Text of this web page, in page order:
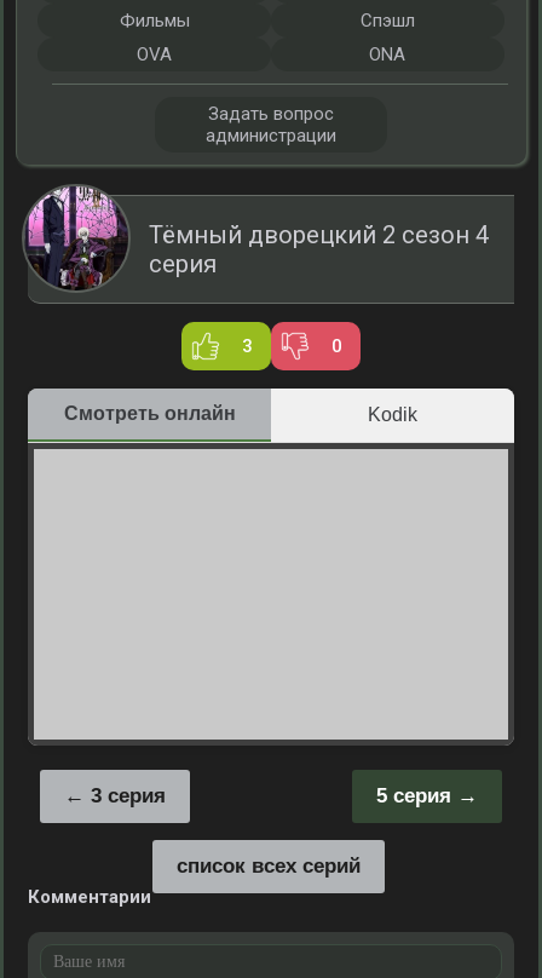
Тёмный дворецкий 2 сезон 4
серия
3 0
Смотреть онлайн Kodik
5 серия
3 серия
список всех серий
Комментарии
Фильмы
Спэшл
OVA
ONA
Задать вопрос
администрации